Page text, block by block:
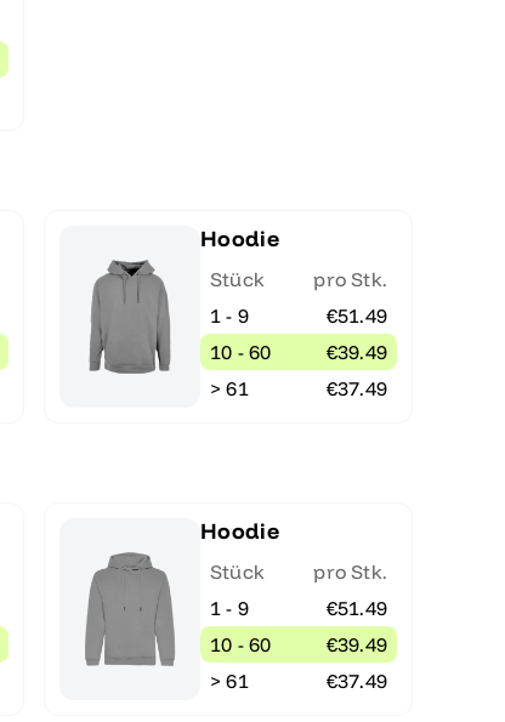
Hoodie
Stück
pro Stk.
1 - 9
€51.49
10 - 60
€39.49
> 61
€37.49
Hoodie
Stück
pro Stk.
1 - 9
€51.49
10 - 60
€39.49
> 61
€37.49